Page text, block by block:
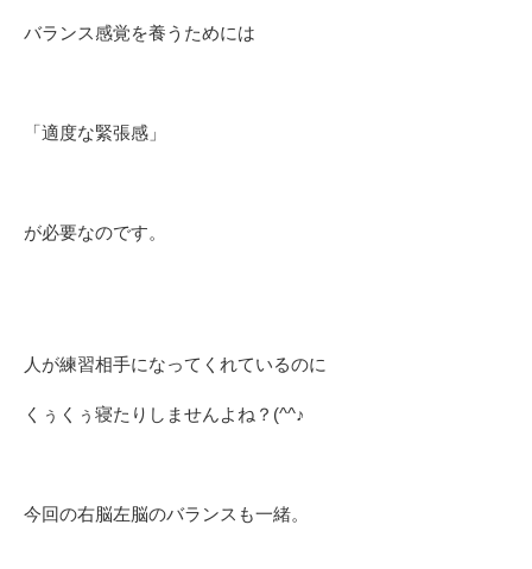
バランス感覚を養うためには
「適度な緊張感」
が必要なのです。
人が練習相手になってくれているのに
くぅくぅ寝たりしませんよね？(^^♪
今回の右脳左脳のバランスも一緒。